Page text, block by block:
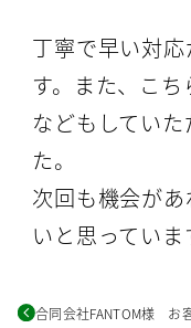
丁寧で早い対
す。また、こ
などもしてい
た。
次回も機会が
いと思っていま
合同会社FANTOM様 お